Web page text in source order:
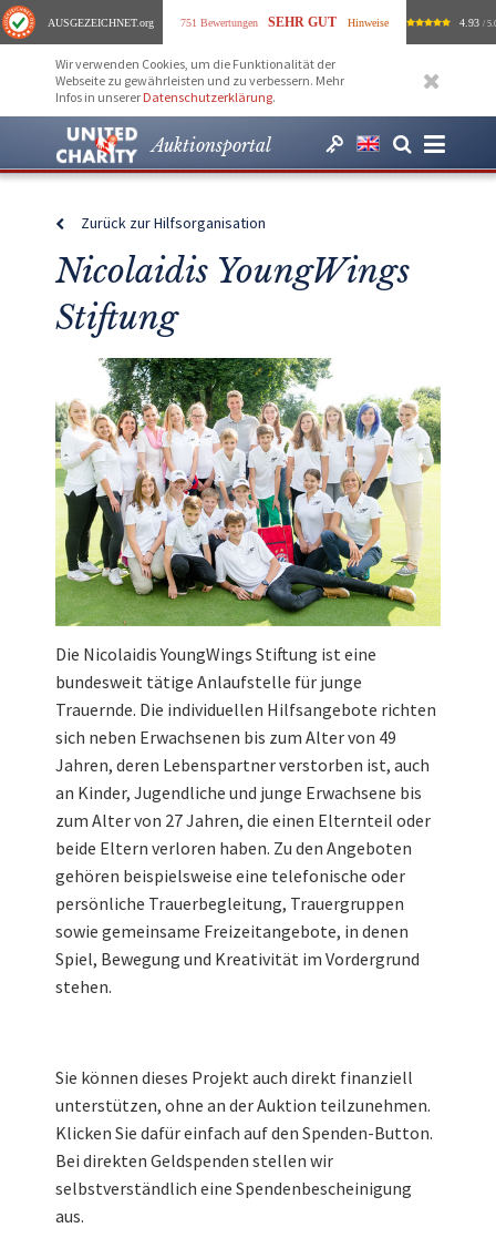
AUSGEZEICHNET.org 751 Bewertungen SEHR GUT Hinweise 4.93 /
Wir verwenden Cookies, um die Funktionalität der
Webseite zu gewährleisten und zu verbessern. Mehr
Infos in unserer Datenschutzerklärung.
Auktionsportal
Zurück zur Hilfsorganisation
Nicolaidis YoungWings
Stiftung
Die Nicolaidis YoungWings Stiftung ist eine
bundesweit tätige Anlaufstelle für junge
Trauernde. Die individuellen Hilfsangebote richten
sich neben Erwachsenen bis zum Alter von 49
Jahren, deren Lebenspartner verstorben ist, auch
an Kinder, Jugendliche und junge Erwachsene bis
zum Alter von 27 Jahren, die einen Elternteil oder
beide Eltern verloren haben. Zu den Angeboten
gehören beispielsweise eine telefonische oder
persönliche Trauerbegleitung, Trauergruppen
sowie gemeinsame Freizeitangebote, in denen
Spiel, Bewegung und Kreativität im Vordergrund
stehen.
Sie können dieses Projekt auch direkt finanziell
unterstützen, ohne an der Auktion teilzunehmen.
Klicken Sie dafür einfach auf den Spenden-Button.
Bei direkten Geldspenden stellen wir
selbstverständlich eine Spendenbescheinigung
aus.